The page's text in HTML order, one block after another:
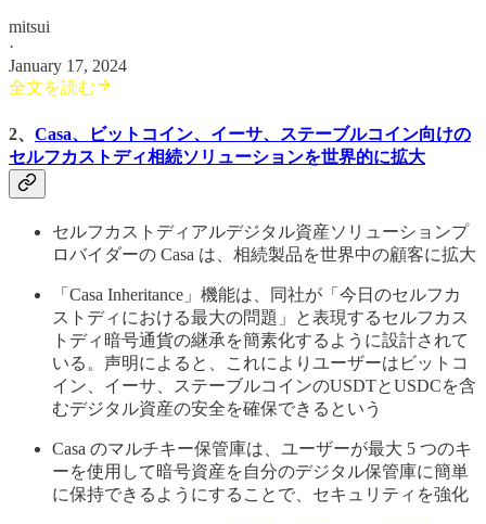
mitsui
·
January 17, 2024
全文を読む
2、 Casa、ビットコイン、イーサ、ステーブルコイン向けの
セルフカストディ相続ソリューションを世界的に拡大
セルフカストディアルデジタル資産ソリューションプ
ロバイダーの Casa は、相続製品を世界中の顧客に拡大
「Casa Inheritance」機能は、同社が「今日のセルフカ
ストディにおける最大の問題」と表現するセルフカス
トディ暗号通貨の継承を簡素化するように設計されて
いる。声明によると、これによりユーザーはビットコ
イン、イーサ、ステーブルコインのUSDTとUSDCを含
むデジタル資産の安全を確保できるという
Casa のマルチキー保管庫は、ユーザーが最大 5 つのキ
ーを使用して暗号資産を自分のデジタル保管庫に簡単
に保持できるようにすることで、セキュリティを強化